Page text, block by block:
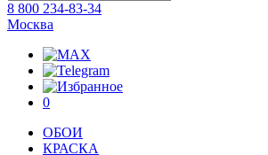
8 800 234-83-34
Москва
0
ОБОИ
КРАСКА